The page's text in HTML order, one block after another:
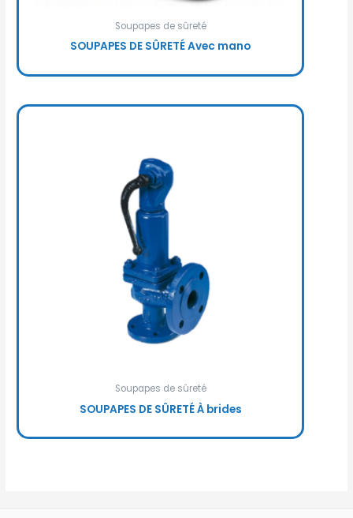
Soupapes de sûreté
SOUPAPES DE SÛRETÉ Avec mano
Soupapes de sûreté
SOUPAPES DE SÛRETÉ À brides